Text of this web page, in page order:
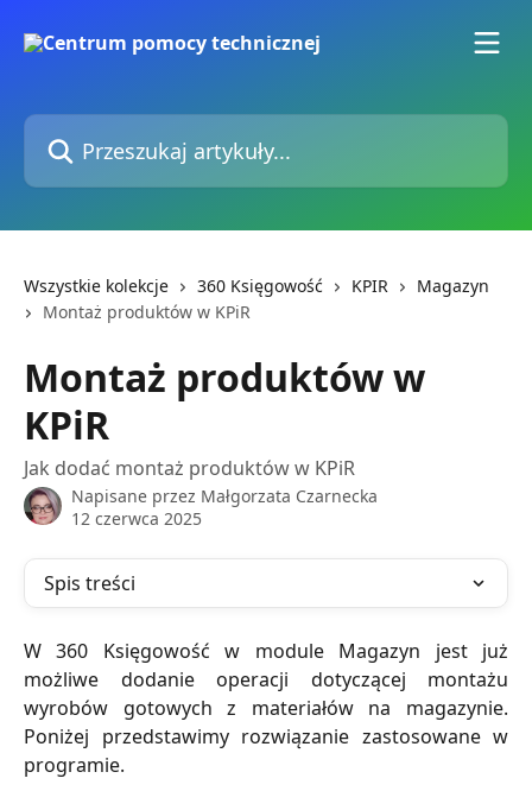
Przeszukaj artykuły...
Wszystkie kolekcje 360 Księgowość KPIR
Magazyn
Montaż produktów w KPiR
Montaż produktów w
KPiR
Jak dodać montaż produktów w KPiR
Napisane przez Małgorzata Czarnecka
12 czerwca 2025
Spis treści
W 360 Księgowość w module Magazyn jest już
możliwe dodanie operacji dotyczącej montażu
wyrobów gotowych z materiałów na magazynie.
Poniżej przedstawimy rozwiązanie zastosowane w
programie.